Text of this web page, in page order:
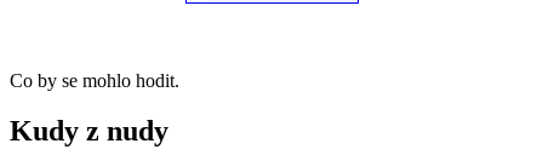
Co by se mohlo hodit.
Kudy z nudy